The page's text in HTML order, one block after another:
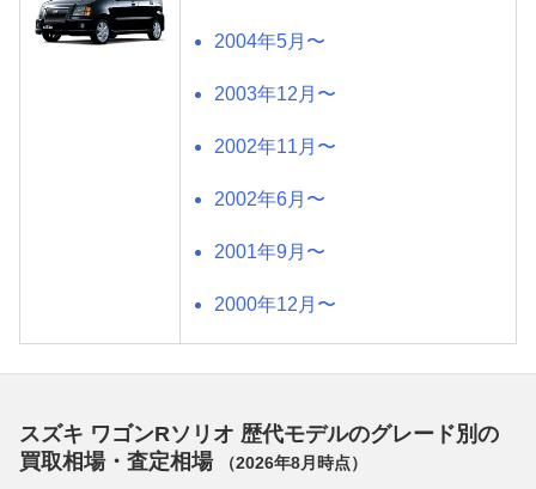
2004年5月〜
2003年12月〜
2002年11月〜
2002年6月〜
2001年9月〜
2000年12月〜
スズキ ワゴンRソリオ 歴代モデルのグレード別の
買取相場・査定相場
（2026年8月 時点）